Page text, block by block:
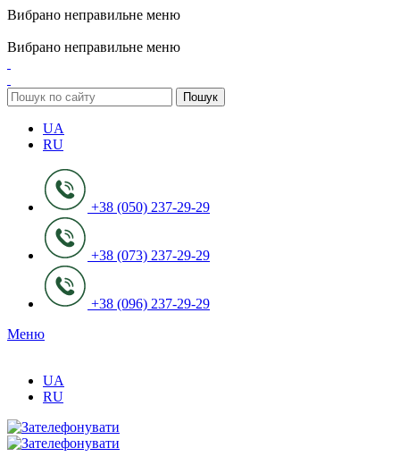
Вибрано неправильне меню
Вибрано неправильне меню
Пошук
UA
RU
+38 (050) 237-29-29
+38 (073) 237-29-29
+38 (096) 237-29-29
Меню
UA
RU